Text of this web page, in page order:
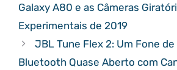
Galaxy A80 e as Câmeras
Experimentais de 2019
JBL Tune Flex 2: Um Fone de
Bluetooth Quase Aberto com